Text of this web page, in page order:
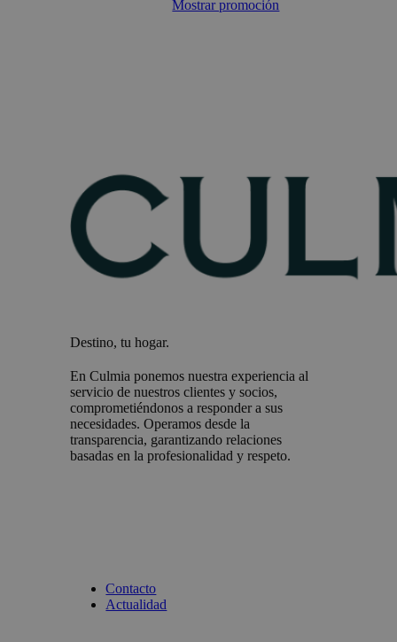
Mostrar promoción
Destino, tu hogar.
En Culmia ponemos nuestra experiencia al
servicio de nuestros clientes y socios,
comprometiéndonos a responder a sus
necesidades. Operamos desde la
transparencia, garantizando relaciones
basadas en la profesionalidad y respeto.
Contacto
Actualidad